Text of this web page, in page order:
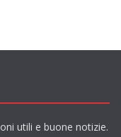
utili e buone notizie.